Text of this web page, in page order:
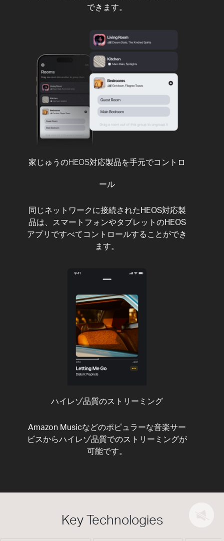
できます。
家じゅうのHEOS対応製品を手元でコントロ
ール
同じネットワークに接続されたHEOS対応製
品は、スマートフォンやタブレットのHEOS
アプリですべてコントロールすることができ
ます。
ハイレゾ品質のストリーミング
Amazon Musicなどのポピュラーな音楽サー
ビスからハイレゾ品質でのストリーミングが
可能です。
Key Technologies